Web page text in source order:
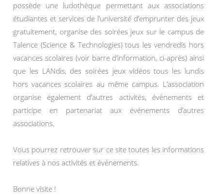
possède une ludothèque permettant aux associations
étudiantes et services de l’université d’emprunter des jeux
gratuitement, organise des soirées jeux sur le campus de
Talence (Science & Technologies) tous les vendredis hors
vacances scolaires (voir barre d’information, ci-après) ainsi
que les LANdis, des soirées jeux vidéos tous les lundis
hors vacances scolaires au même campus. L’association
organise également d’autres activités, évènements et
participe en partenariat aux événements d’autres
associations.
Vous pourrez retrouver sur ce site toutes les informations
relatives à nos activités et événements.
Bonne visite !